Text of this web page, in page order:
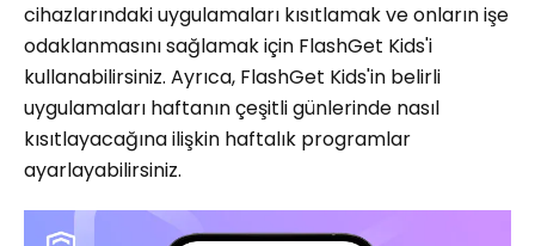
cihazlarındaki uygulamaları kısıtlamak ve onların işe
odaklanmasını sağlamak için FlashGet Kids'i
kullanabilirsiniz. Ayrıca, FlashGet Kids'in belirli
uygulamaları haftanın çeşitli günlerinde nasıl
kısıtlayacağına ilişkin haftalık programlar
ayarlayabilirsiniz.